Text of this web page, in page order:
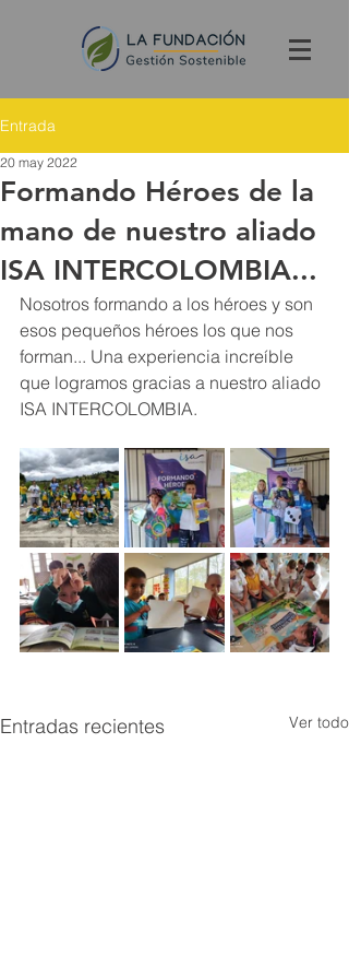
Entrada
Formando Héroes de la
mano de nuestro aliado
ISA INTERCOLOMBIA...
20 may 2022
Nosotros formando a los héroes y son
esos pequeños héroes los que nos
forman... Una experiencia increíble
que logramos gracias a nuestro aliado
ISA INTERCOLOMBIA.
Entradas recientes Ver todo